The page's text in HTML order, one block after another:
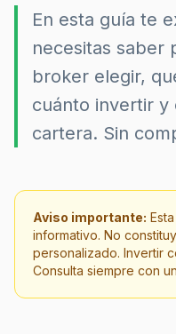
En esta guía te
necesitas saber
broker elegir,
cuánto invertir y
cartera. Sin
Aviso importante:
informativo. No
personalizado. Invertir
Consulta siempre con